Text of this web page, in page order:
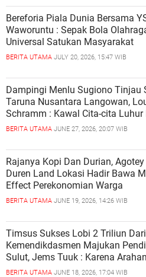
Bereforia Piala Dunia Bersama
Waworuntu : Sepak Bola
Universal Satukan Masyarakat
BERITA UTAMA JULY 20, 2026, 15:47 WIB
Dampingi Menlu Sugiono Tinjau
Taruna Nusantara Langowan,
Schramm : Kawal Cita-cita Luhur
Jadikan Institusi Pendidikan
BERITA UTAMA JUNE 27, 2026, 20:07 WIB
Rajanya Kopi Dan Durian,
Duren Land Lokasi Hadir Bawa
Effect Perekonomian Warga
BERITA UTAMA JUNE 19, 2026, 14:26 WIB
Timsus Sukses Lobi 2 Triliun Dari
Kemendikdasmen Majukan
Sulut, Jems Tuuk : Karena
Yulius Selvanus
BERITA UTAMA JUNE 18, 2026, 17:04 WIB